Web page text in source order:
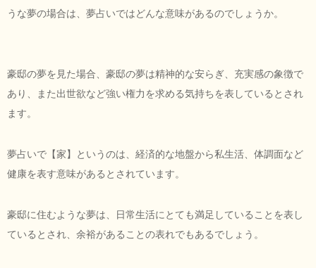
うな夢の場合は、夢占いではどんな意味があるのでしょうか。
豪邸の夢を見た場合、豪邸の夢は精神的な安らぎ、充実感の象徴で
あり、また出世欲など強い権力を求める気持ちを表しているとされ
ます。
夢占いで【家】というのは、経済的な地盤から私生活、体調面など
健康を表す意味があるとされています。
豪邸に住むような夢は、日常生活にとても満足していることを表し
ているとされ、余裕があることの表れでもあるでしょう。